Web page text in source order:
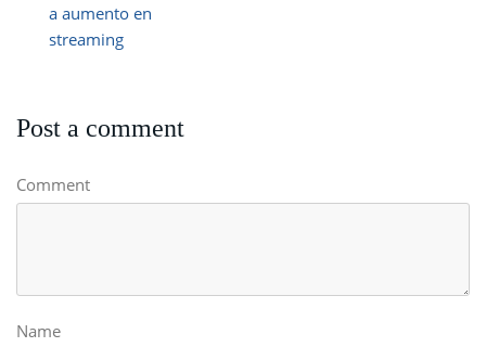
a aumento en
streaming
Post a comment
Comment
Name